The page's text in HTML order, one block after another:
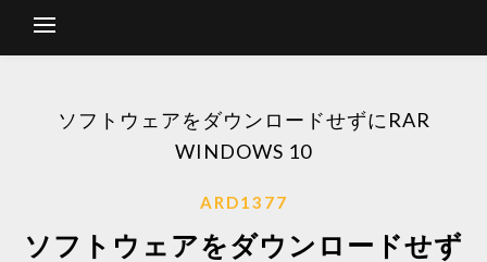
ソフトウェアをダウンロードせずにRAR
WINDOWS 10
ARD1377
ソフトウェアをダウンロードせず